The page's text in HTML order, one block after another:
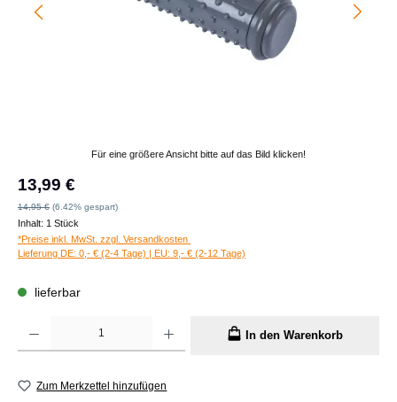
Für eine größere Ansicht bitte auf das Bild klicken!
Verkaufspreis:
13,99 €
Regulärer Preis:
14,95 € (6.42% gespart)
Inhalt: 1 Stück
*Preise inkl. MwSt. zzgl. Versandkosten
Lieferung DE: 0,- € (2-4 Tage) | EU: 9,- € (2-12 Tage)
lieferbar
In den Warenkorb
Zum Merkzettel hinzufügen